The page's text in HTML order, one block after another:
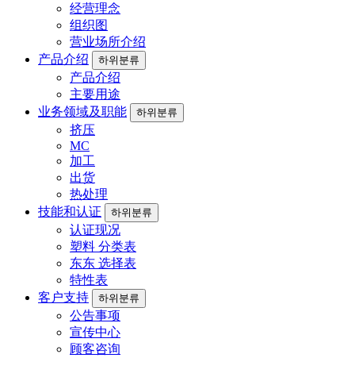
经营理念
组织图
营业场所介绍
产品介绍
하위분류
产品介绍
主要用途
业务领域及职能
하위분류
挤压
MC
加工
出货
热处理
技能和认证
하위분류
认证现况
塑料 分类表
东东 选择表
特性表
客户支持
하위분류
公告事项
宣传中心
顾客咨询